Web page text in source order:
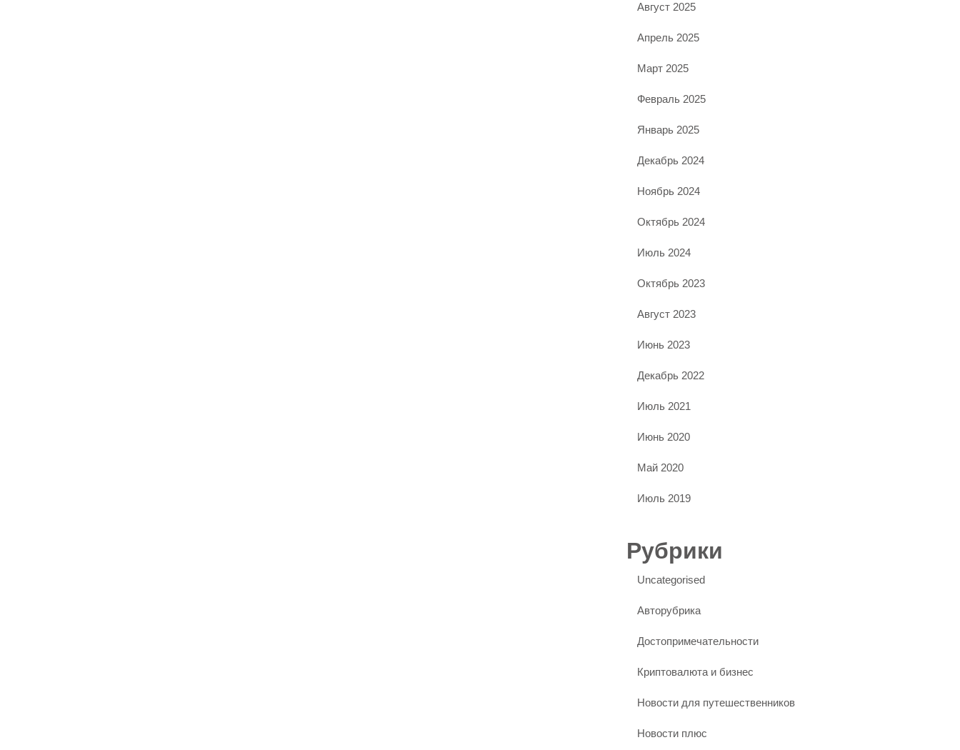
Август 2025
Апрель 2025
Март 2025
Февраль 2025
Январь 2025
Декабрь 2024
Ноябрь 2024
Октябрь 2024
Июль 2024
Октябрь 2023
Август 2023
Июнь 2023
Декабрь 2022
Июль 2021
Июнь 2020
Май 2020
Июль 2019
Рубрики
Uncategorised
Авторубрика
Достопримечательности
Криптовалюта и бизнес
Новости для путешественников
Новости плюс